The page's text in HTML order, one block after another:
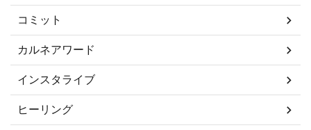
コミット
カルネアワード
インスタライブ
ヒーリング